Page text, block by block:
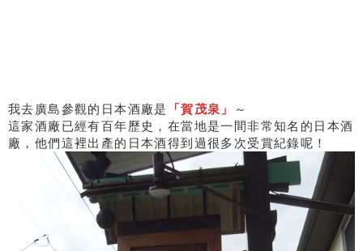
我去廣島參觀的日本酒廠是 「賀茂泉」
～
這家酒廠已經有百年歷史，在當地是一間非常知名的日本酒
廠，他們這裡出產的日本酒得到過很多次受賞紀錄呢！